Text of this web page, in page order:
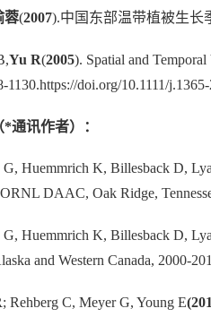
蓉(2007).中国东部温带植被生长
Yu R(2005). Spatial and
1130.https://doi.org/10.1111/
通讯作者）：
Huemmrich K, Billesback D,
DAAC, Oak Ridge,
Huemmrich K, Billesback D,
and Western Canada, 2000-
; Rehberg C, Meyer G, Young E